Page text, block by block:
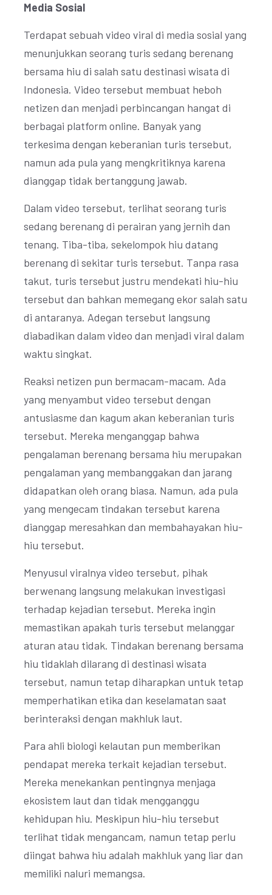
Media Sosial
Terdapat sebuah video viral di media sosial yang
menunjukkan seorang turis sedang berenang
bersama hiu di salah satu destinasi wisata di
Indonesia. Video tersebut membuat heboh
netizen dan menjadi perbincangan hangat di
berbagai platform online. Banyak yang
terkesima dengan keberanian turis tersebut,
namun ada pula yang mengkritiknya karena
dianggap tidak bertanggung jawab.
Dalam video tersebut, terlihat seorang turis
sedang berenang di perairan yang jernih dan
tenang. Tiba-tiba, sekelompok hiu datang
berenang di sekitar turis tersebut. Tanpa rasa
takut, turis tersebut justru mendekati hiu-hiu
tersebut dan bahkan memegang ekor salah satu
di antaranya. Adegan tersebut langsung
diabadikan dalam video dan menjadi viral dalam
waktu singkat.
Reaksi netizen pun bermacam-macam. Ada
yang menyambut video tersebut dengan
antusiasme dan kagum akan keberanian turis
tersebut. Mereka menganggap bahwa
pengalaman berenang bersama hiu merupakan
pengalaman yang membanggakan dan jarang
didapatkan oleh orang biasa. Namun, ada pula
yang mengecam tindakan tersebut karena
dianggap meresahkan dan membahayakan hiu-
hiu tersebut.
Menyusul viralnya video tersebut, pihak
berwenang langsung melakukan investigasi
terhadap kejadian tersebut. Mereka ingin
memastikan apakah turis tersebut melanggar
aturan atau tidak. Tindakan berenang bersama
hiu tidaklah dilarang di destinasi wisata
tersebut, namun tetap diharapkan untuk tetap
memperhatikan etika dan keselamatan saat
berinteraksi dengan makhluk laut.
Para ahli biologi kelautan pun memberikan
pendapat mereka terkait kejadian tersebut.
Mereka menekankan pentingnya menjaga
ekosistem laut dan tidak mengganggu
kehidupan hiu. Meskipun hiu-hiu tersebut
terlihat tidak mengancam, namun tetap perlu
diingat bahwa hiu adalah makhluk yang liar dan
memiliki naluri memangsa.